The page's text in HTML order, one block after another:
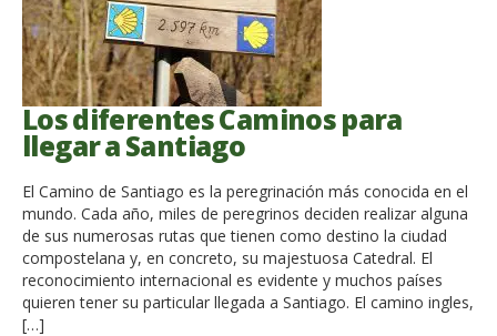
Los diferentes Caminos para
llegar a Santiago
El Camino de Santiago es la peregrinación más conocida en el
mundo. Cada año, miles de peregrinos deciden realizar alguna
de sus numerosas rutas que tienen como destino la ciudad
compostelana y, en concreto, su majestuosa Catedral. El
reconocimiento internacional es evidente y muchos países
quieren tener su particular llegada a Santiago. El camino ingles,
[…]